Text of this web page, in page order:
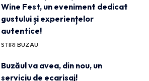
Wine Fest, un eveniment dedicat
gustului și experiențelor
autentice!
STIRI BUZAU
Buzăul va avea, din nou, un
serviciu de ecarisaj!